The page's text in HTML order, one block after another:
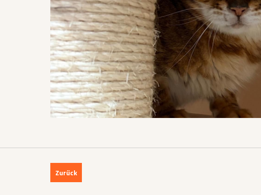
Projekte 2022
Projekte 2023
Projekte 2024
Organisation
Zurück